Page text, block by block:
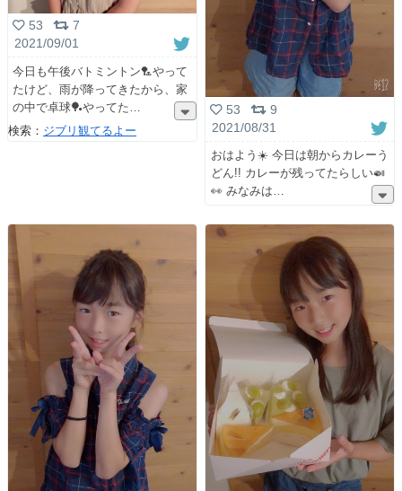
53
7
2021/09/01
今日も午後バトミントン🏸やって
たけど、雨が降ってきたから、家
の中で卓球🏓やってた
検索： ジブリ観てるよー
53
9
2021/08/31
おはよう☀️ 今日は朝からカレーう
どん!! カレーが残ってたらしい🍛
👀 みなみは